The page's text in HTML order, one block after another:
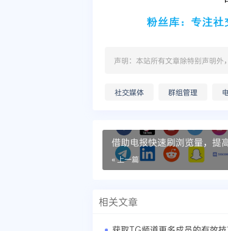
声明：本站所有文章除特别声明外
社交媒体 群组管理
借助电报快速刷浏览量，提
效方法
« 上一篇
相关文章